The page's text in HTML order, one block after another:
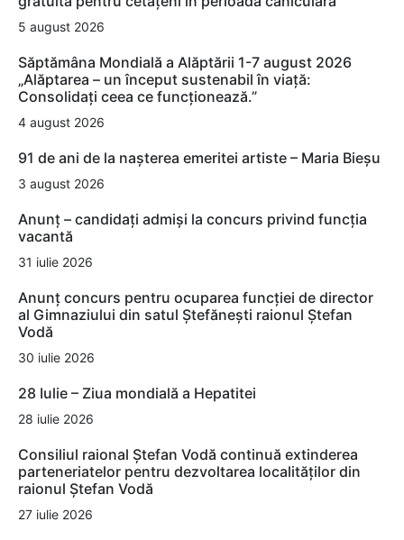
5 august 2026
Săptămâna Mondială a Alăptării 1-7 august 2026
„Alăptarea – un început sustenabil în viață:
Consolidați ceea ce funcționează.”
4 august 2026
91 de ani de la nașterea emeritei artiste – Maria Bieșu
3 august 2026
Anunț – candidați admiși la concurs privind funcția
vacantă
31 iulie 2026
Anunț concurs pentru ocuparea funcției de director
al Gimnaziului din satul Ștefănești raionul Ștefan
Vodă
30 iulie 2026
28 Iulie – Ziua mondială a Hepatitei
28 iulie 2026
Consiliul raional Ștefan Vodă continuă extinderea
parteneriatelor pentru dezvoltarea localităților din
raionul Ștefan Vodă
27 iulie 2026